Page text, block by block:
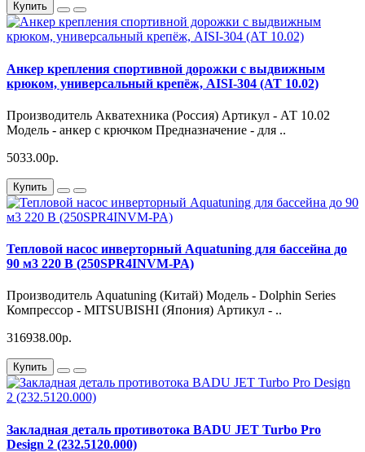
Купить
Анкер крепления спортивной дорожки с выдвижным
крюком, универсальный крепёж, AISI-304 (АТ 10.02)
Производитель Акватехника (Россия) Артикул - АТ 10.02
Модель - анкер с крючком Предназначение - для ..
5033.00р.
Купить
Тепловой насос инверторный Aquatuning для бассейна до
90 м3 220 В (250SPR4INVM-PA)
Производитель Aquatuning (Китай) Модель - Dolphin Series
Компрессор - MITSUBISHI (Япония) Артикул - ..
316938.00р.
Купить
Закладная деталь противотока BADU JET Turbo Pro
Design 2 (232.5120.000)